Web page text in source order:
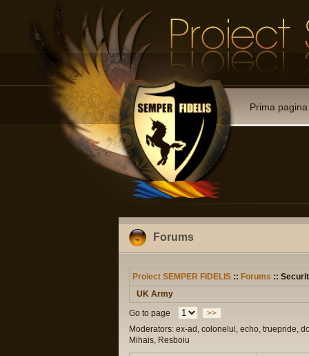
Prima pagina
Forums
Proiect SEMPER FIDELIS :: Forums ::
UK Army
Go to page
>>
Moderators: ex-ad, colonelul, echo, truepride,
Mihais, Resboiu